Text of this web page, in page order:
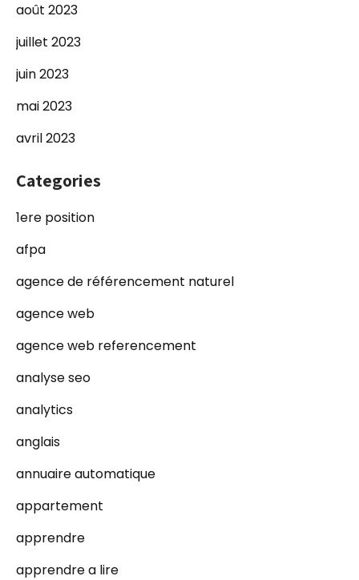
août 2023
juillet 2023
juin 2023
mai 2023
avril 2023
Categories
1ere position
afpa
agence de référencement naturel
agence web
agence web referencement
analyse seo
analytics
anglais
annuaire automatique
appartement
apprendre
apprendre a lire